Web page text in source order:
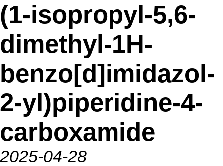
(1-isopropyl-5,6-
dimethyl-1H-
benzo[d]imidazol-
2-yl)piperidine-4-
carboxamide
2025-04-28